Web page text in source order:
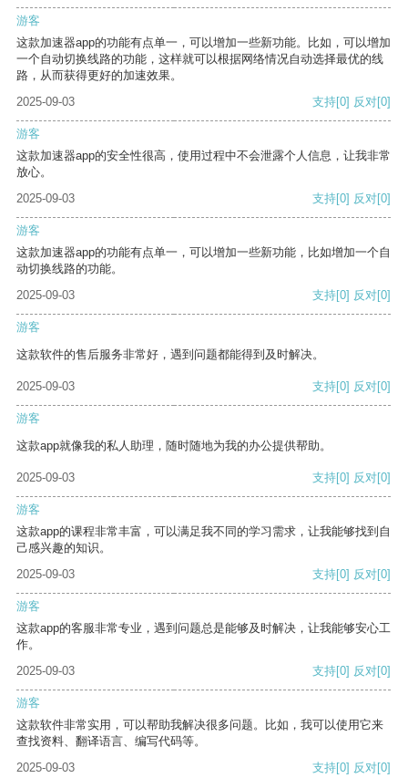
游客
这款加速器app的功能有点单一，可以增加一些新功能。比如，可以增加
一个自动切换线路的功能，这样就可以根据网络情况自动选择最优的线
路，从而获得更好的加速效果。
2025-09-03
支持[0] 反对[0]
游客
这款加速器app的安全性很高，使用过程中不会泄露个人信息，让我非常
放心。
2025-09-03
支持[0] 反对[0]
游客
这款加速器app的功能有点单一，可以增加一些新功能，比如增加一个自
动切换线路的功能。
2025-09-03
支持[0] 反对[0]
游客
这款软件的售后服务非常好，遇到问题都能得到及时解决。
2025-09-03 支持[0] 反对[0]
游客
这款app就像我的私人助理，随时随地为我的办公提供帮助。
2025-09-03 支持[0] 反对[0]
游客
这款app的课程非常丰富，可以满足我不同的学习需求，让我能够找到自
己感兴趣的知识。
2025-09-03
支持[0] 反对[0]
游客
这款app的客服非常专业，遇到问题总是能够及时解决，让我能够安心工
作。
2025-09-03
支持[0] 反对[0]
游客
这款软件非常实用，可以帮助我解决很多问题。比如，我可以使用它来
查找资料、翻译语言、编写代码等。
2025-09-03
支持[0] 反对[0]